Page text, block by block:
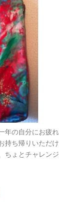
年の自分にお
ち帰りいただけ
ちょとチャレン